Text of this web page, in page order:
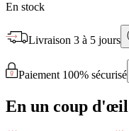
En stock
Livraison 3 à 5 jours
Paiement 100% sécurisé
En un coup d'œil